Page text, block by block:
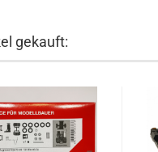
gekauft: